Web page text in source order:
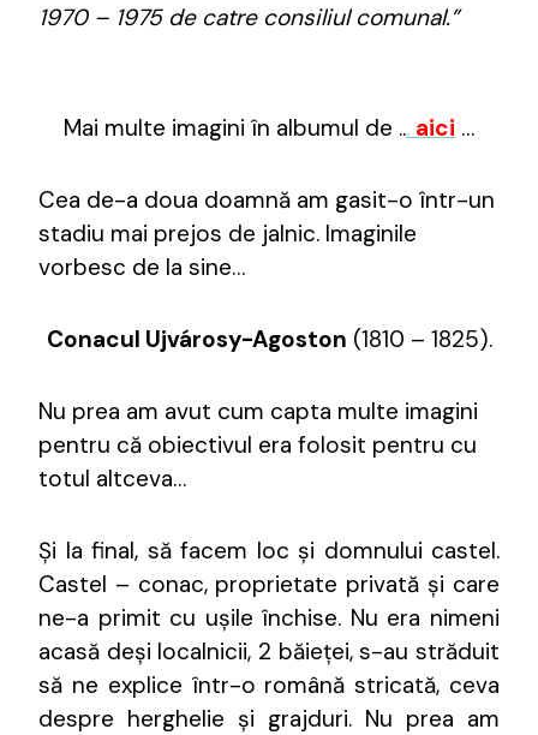
1970 – 1975 de catre consiliul comunal.”
Mai multe imagini în albumul de ... aici …
Cea de-a doua doamnă am gasit-o într-un
stadiu mai prejos de jalnic. Imaginile
vorbesc de la sine…
Conacul Ujvárosy-Agoston (1810 – 1825).
Nu prea am avut cum capta multe imagini
pentru că obiectivul era folosit pentru cu
totul altceva…
Și la final, să facem loc și domnului castel.
Castel – conac, proprietate privată și care
ne-a primit cu ușile închise. Nu era nimeni
acasă deși localnicii, 2 băieței, s-au străduit
să ne explice într-o română stricată, ceva
despre herghelie și grajduri. Nu prea am